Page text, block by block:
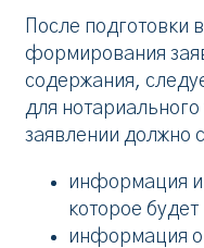
После подготовки
формирования
содержания,
для
заявлении должно
информация и
которое
информация